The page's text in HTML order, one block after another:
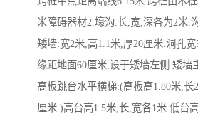
米障碍器材2.壕沟:长,宽,深各为2米.
矮墙:宽2米,高1.1米,厚20厘米.洞孔
缘距地面60厘米,设于矮墙左侧.矮墙
高板跳台水平横梯:(高板高1.80米,长
厘米.)高台高1.5米,长,宽各1米.低台